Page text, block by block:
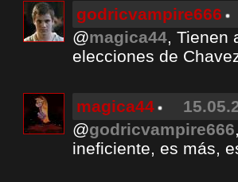
godricvampire666
@magica44, Tienen
elecciones de
magica44
@godricvampire666
ineficiente, es más,